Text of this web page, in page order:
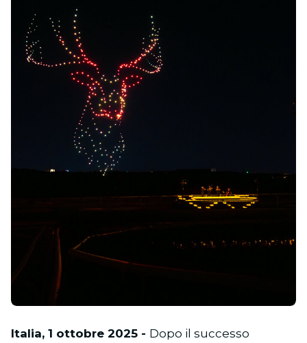
Italia, 1 ottobre 2025 - Dopo il successo